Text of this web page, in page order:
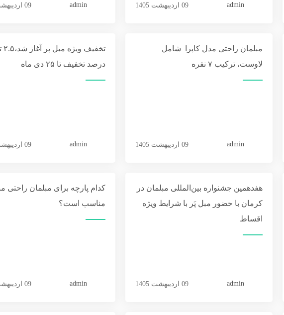
admin 09 اردیبهشت 1405 admin 09 اردیبهشت 1405
مبلمان راحتی مدل کاپرا_شامل
لاوست، ترکیب ۷ نفره
admin 09 اردیبهشت 1405
درصد تخفيف تا ۲۵ دی ماه
admin 09 اردیبهشت 1405
هفدهمین جشنواره بین‌المللی مبلمان در
کرمان با حضور مبل پَر با شرایط ویژه
اقساط
admin 09 اردیبهشت 1405
کدام پارچه برای مبلمان راحتی
مناسب است؟
admin 09 اردیبهشت 1405